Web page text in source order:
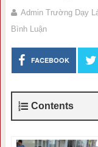
Admin Trường Dạy
Bình Luận
FACEBOOK
Contents